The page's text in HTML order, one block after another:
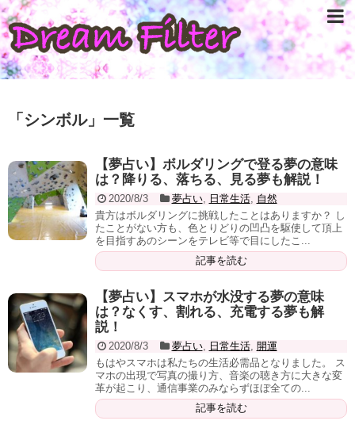
「 シンボル」 一覧
【夢占い】ボルダリングで登る夢の意味
は？降りる、落ちる、見る夢も解説！
2020/8/3 夢占い, 日常生活, 自然
貴方はボルダリングに挑戦したことはありますか？ し
たことがない方も、色とりどりの凹凸を駆使して頂上
を目指すあのシーンをテレビ等で目にしたこ...
記事を読む
【夢占い】スマホが水没する夢の意味
は？なくす、割れる、充電する夢も解
説！
2020/8/3 夢占い, 日常生活, 開運
もはやスマホは私たちの生活必需品となりました。 ス
マホの出現で写真の撮り方、音楽の聴き方に大きな変
革が起こり、通信事業のみならずほぼ全ての...
記事を読む